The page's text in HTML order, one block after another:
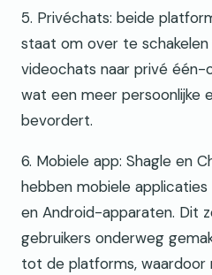
5. Privéchats: beide
staat om over te schakelen
videochats naar privé
wat een meer persoonlijke
bevordert.
6. Mobiele app: Shagle en
hebben mobiele
en Android-apparaten. Dit
gebruikers onderweg
tot de platforms, waardoor